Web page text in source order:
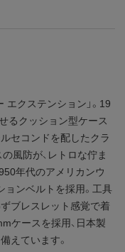
クステンション」。19
るクッション型ケース
セコンドを配したクラ
風防が、レトロな佇ま
年代のアメリカンウ
ョンベルトを採用。工具
ブレスレット感覚で着
ケースを採用、日本製
えています。